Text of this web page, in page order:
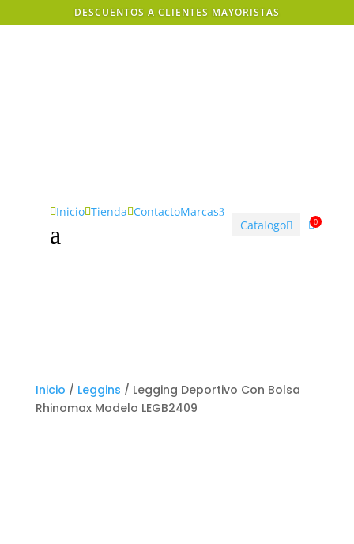
DESCUENTOS A CLIENTES MAYORISTAS
InicioTienda ContactoMarcas3
a Catalogo 0
Inicio / Leggins / Legging Deportivo Con Bolsa
Rhinomax Modelo LEGB2409